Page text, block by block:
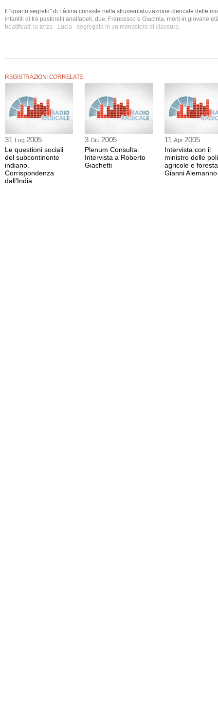
Il "quarto segreto" di Fátima consiste nella strumentalizzazione clericale delle
infantili di tre pastorelli analfabeti: due, Francesco e Giacinta, morti in giovane
beatificati; la terza - Lucia - segregata in un monastero di clausura.
Intervista di Lanfranco Palazzolo.
REGISTRAZIONI CORRELATE
31 Lug 2005
Le questioni sociali
del subcontinente
indiano.
Corrispondenza
dall'India
3 Giu 2005
Plenum Consulta.
Intervista a Roberto
Giachetti
11 Apr 2005
Intervista con il
ministro delle
agricole e
Gianni Alemanno